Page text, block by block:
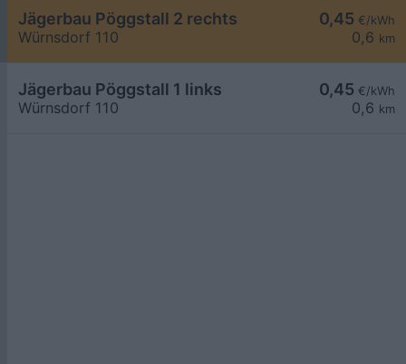
0,45 €/kWh
0,6 km
Jägerbau Pöggstall 2 rechts
Würnsdorf 110
0,45 €/kWh
0,6 km
Jägerbau Pöggstall 1 links
Würnsdorf 110